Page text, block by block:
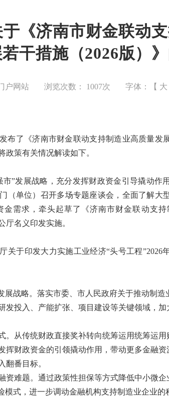
《济南市财金联动
干措施（2026版）
户网站 浏览次数： 1007次 字体：【 大
布了《济南市财金联动支持制造业高质量发
政策有关情况解读如下。
市”发展战略，充分发挥财政资金引导撬动作
（单位）召开多场专题座谈会，全面了解大
金需求，牵头起草了《济南市财金联动支
厅名义印发实施。
关于印发大力实施工业经济“头号工程”2026
展战略。落实市委、市人民政府关于推动制造
发投入、产能扩张、项目建设等关键领域，
。从传统财政直接奖补转向统筹运用统筹运
挥财政资金的引领撬动作用，带动更多金融
翻番目标。
资难题。通过政策性担保等方式降低中小微
模式，进一步调动金融机构支持制造业企业的